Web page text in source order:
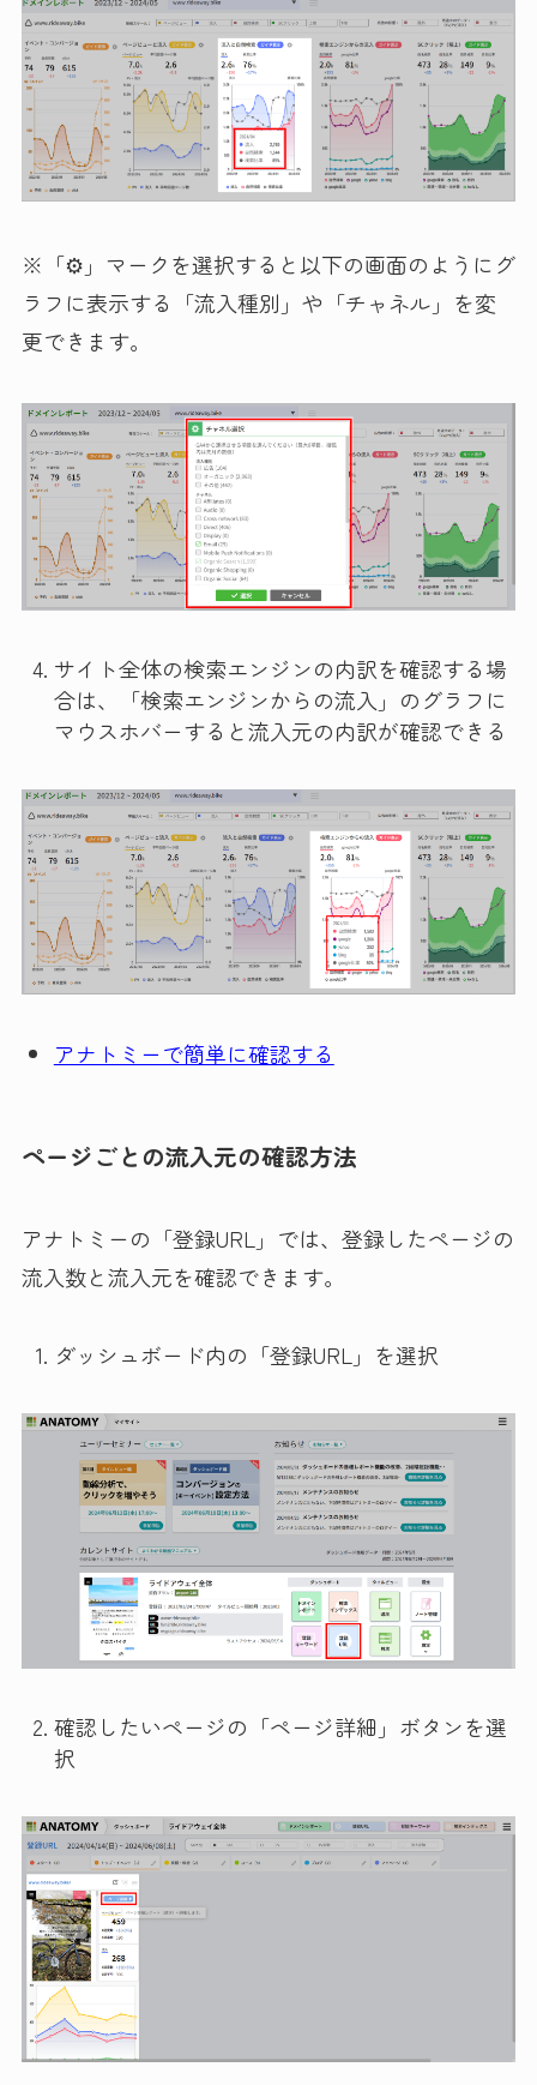
※「⚙」マークを選択すると以下の画面のようにグ
ラフに表示する「流入種別」や「チャネル」を変
更できます。
サイト全体の検索エンジンの内訳を確認する場
合は、「検索エンジンからの流入」のグラフに
マウスホバーすると流入元の内訳が確認できる
アナトミーで簡単に確認する
ページごとの流入元の確認方法
アナトミーの「登録URL」では、登録したページの
流入数と流入元を確認できます。
ダッシュボード内の「登録URL」を選択
確認したいページの「ページ詳細」ボタンを選
択